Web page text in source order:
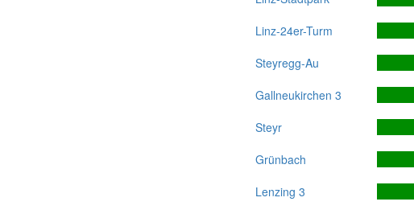
Linz-24er-Turm
Steyregg-Au
Gallneukirchen 3
Steyr
Grünbach
Lenzing 3